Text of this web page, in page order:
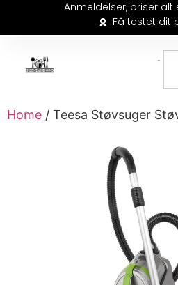
Anmeldelser, priser
Få testet dit
Home / Teesa Støvsuger